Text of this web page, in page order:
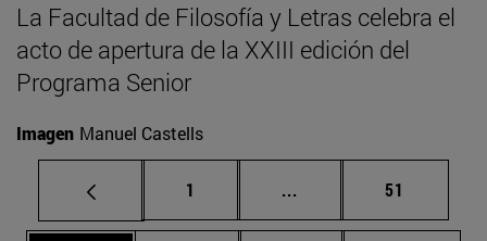
La Facultad de Filosofía y Letras celebra el
acto de apertura de la XXIII edición del
Programa Senior
Imagen Manuel Castells
Página
1 ... Páginas intermedias
Página
51